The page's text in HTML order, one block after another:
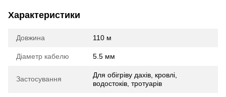
Характеристики
Довжина 110 м
Діаметр кабелю 5.5 мм
Застосування
Для обігріву дахів, кровлі,
водостоків, тротуарів